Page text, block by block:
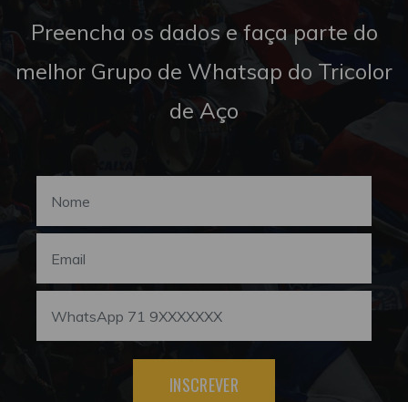
Preencha os dados e faça parte do
melhor Grupo de Whatsap do Tricolor
de Aço
INSCREVER